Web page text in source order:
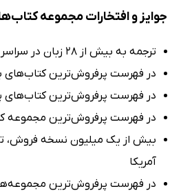
جوایز و افتخارات مجموعه
ترجمه به بیش از 28 زبان در سراسر دنیا
در فهرست پرفروش‌ترین کتاب‌های
در فهرست پرفروش‌ترین کتاب‌های
در فهرست پرفروش‌ترین مجموعه‌‌
بیش از یک میلیون نسخه فروش،
آمریکا